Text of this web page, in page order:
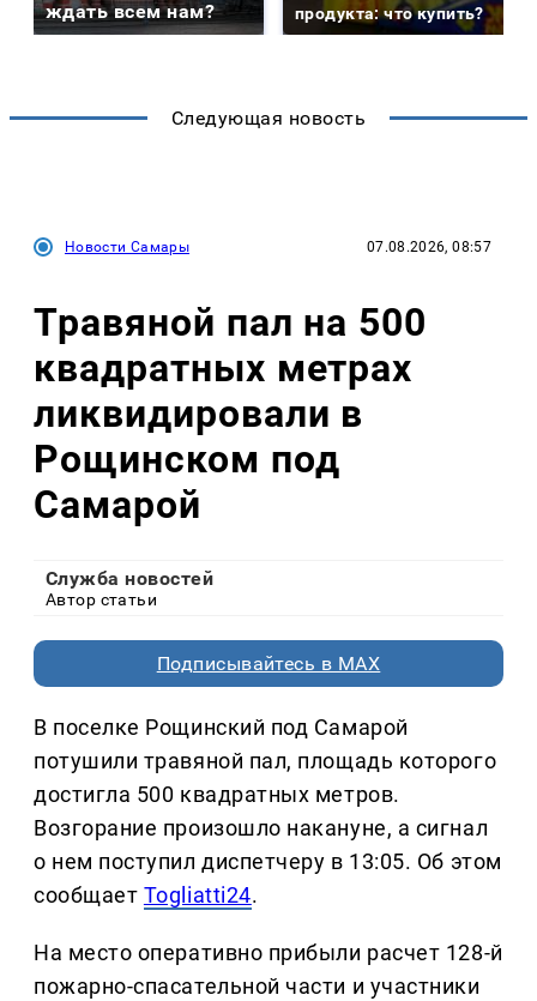
ждать всем нам?
продукта: что купить?
Следующая новость
Новости Самары 07.08.2026, 08:57
Травяной пал на 500
квадратных метрах
ликвидировали в
Рощинском под
Самарой
Служба новостей
Автор статьи
Подписывайтесь в MAX
В поселке Рощинский под Самарой
потушили травяной пал, площадь которого
достигла 500 квадратных метров.
Возгорание произошло накануне, а сигнал
о нем поступил диспетчеру в 13:05. Об этом
сообщает Togliatti24.
На место оперативно прибыли расчет 128-й
пожарно-спасательной части и участники